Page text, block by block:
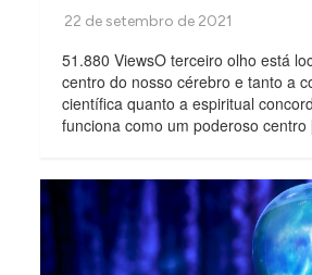
51.880 ViewsO terceiro olho está
centro do nosso cérebro e tanto a
científica quanto a espiritual
funciona como um poderoso